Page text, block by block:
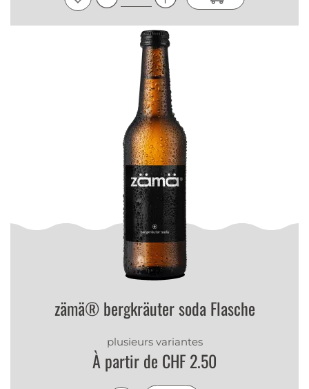
zämä® bergkräuter soda Flasche
plusieurs variantes
À partir de CHF 2.50